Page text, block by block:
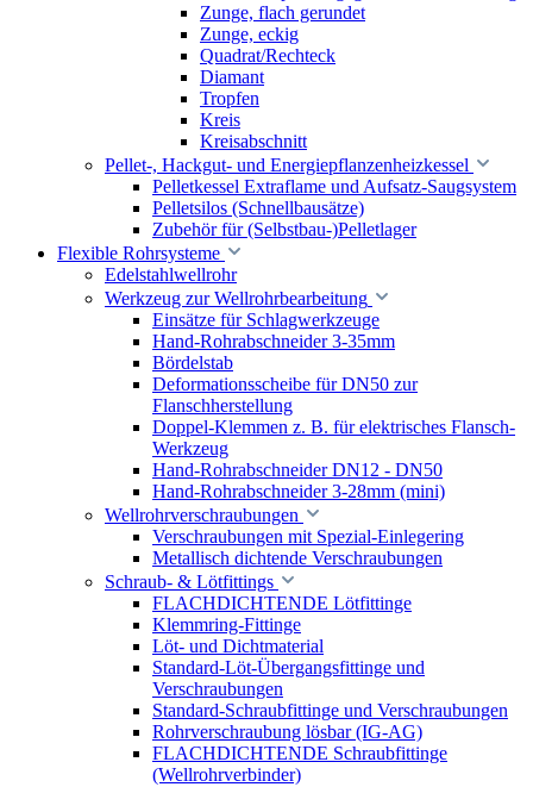
Zunge, flach gerundet
Zunge, eckig
Quadrat/Rechteck
Diamant
Tropfen
Kreis
Kreisabschnitt
Pellet-, Hackgut- und Energiepflanzenheizkessel
Pelletkessel Extraflame und Aufsatz-Saugsystem
Pelletsilos (Schnellbausätze)
Zubehör für (Selbstbau-)Pelletlager
Flexible Rohrsysteme
Edelstahlwellrohr
Werkzeug zur Wellrohrbearbeitung
Einsätze für Schlagwerkzeuge
Hand-Rohrabschneider 3-35mm
Bördelstab
Deformationsscheibe für DN50 zur
Flanschherstellung
Doppel-Klemmen z. B. für elektrisches Flansch-
Werkzeug
Hand-Rohrabschneider DN12 - DN50
Hand-Rohrabschneider 3-28mm (mini)
Wellrohrverschraubungen
Verschraubungen mit Spezial-Einlegering
Metallisch dichtende Verschraubungen
Schraub- & Lötfittings
FLACHDICHTENDE Lötfittinge
Klemmring-Fittinge
Löt- und Dichtmaterial
Standard-Löt-Übergangsfittinge und
Verschraubungen
Standard-Schraubfittinge und Verschraubungen
Rohrverschraubung lösbar (IG-AG)
FLACHDICHTENDE Schraubfittinge
(Wellrohrverbinder)